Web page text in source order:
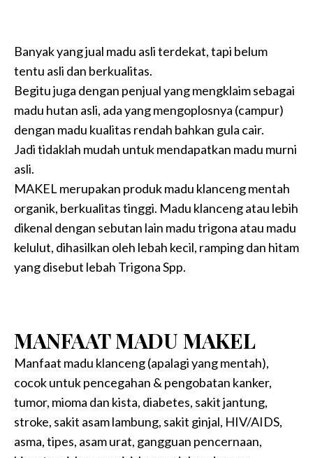
Banyak yang jual madu asli terdekat, tapi belum
tentu asli dan berkualitas.
Begitu juga dengan penjual yang mengklaim sebagai
madu hutan asli, ada yang mengoplosnya (campur)
dengan madu kualitas rendah bahkan gula cair.
Jadi tidaklah mudah untuk mendapatkan madu murni
asli.
MAKEL merupakan produk madu klanceng mentah
organik, berkualitas tinggi. Madu klanceng atau lebih
dikenal dengan sebutan lain madu trigona atau madu
kelulut, dihasilkan oleh lebah kecil, ramping dan hitam
yang disebut lebah Trigona Spp.
MANFAAT MADU MAKEL
Manfaat madu klanceng (apalagi yang mentah),
cocok untuk pencegahan & pengobatan kanker,
tumor, mioma dan kista, diabetes, sakit jantung,
stroke, sakit asam lambung, sakit ginjal, HIV/AIDS,
asma, tipes, asam urat, gangguan pencernaan,